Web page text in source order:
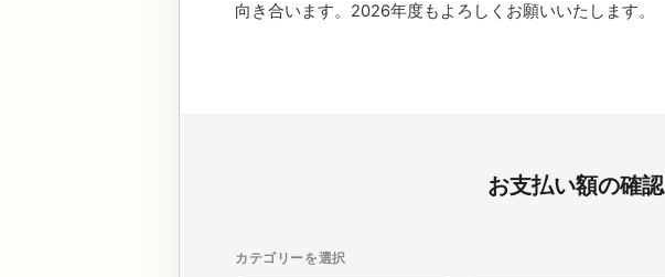
向き合います。2026年度もよろしくお願いいたします。
お支払い額の確認
カテゴリーを選択